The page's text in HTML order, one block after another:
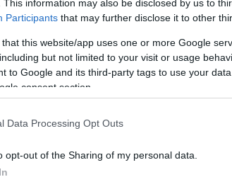
This information may also be disclosed by us to
Participants that may further disclose it to other
that this website/app uses one or more Google
but not limited to your visit or usage
to Google and its third-party tags to use your
consent section.
Data Processing Opt Outs
opt-out of the Sharing of my personal data.
μπαίνουμε σε μία Προσκοπική